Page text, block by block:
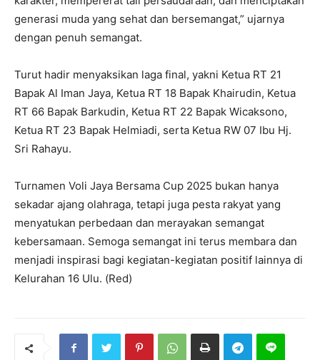
generasi muda yang sehat dan bersemangat,” ujarnya
dengan penuh semangat.
Turut hadir menyaksikan laga final, yakni Ketua RT 21
Bapak Al Iman Jaya, Ketua RT 18 Bapak Khairudin, Ketua
RT 66 Bapak Barkudin, Ketua RT 22 Bapak Wicaksono,
Ketua RT 23 Bapak Helmiadi, serta Ketua RW 07 Ibu Hj.
Sri Rahayu.
Turnamen Voli Jaya Bersama Cup 2025 bukan hanya
sekadar ajang olahraga, tetapi juga pesta rakyat yang
menyatukan perbedaan dan merayakan semangat
kebersamaan. Semoga semangat ini terus membara dan
menjadi inspirasi bagi kegiatan-kegiatan positif lainnya di
Kelurahan 16 Ulu. (Red)